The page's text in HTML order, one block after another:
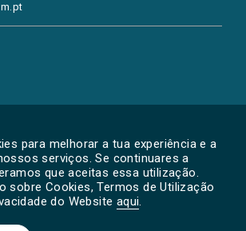
para melhorar a tua experiência e a
serviços. Se continuares a
que aceitas essa utilização.
sobre Cookies, Termos de Utilização
do Website aqui.